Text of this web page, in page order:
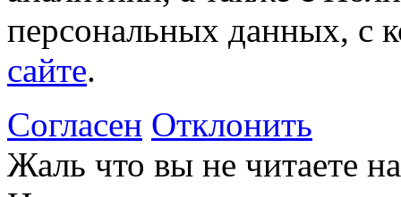
персональных данных, с
сайте.
Согласен Отклонить
Жаль что вы не читаете